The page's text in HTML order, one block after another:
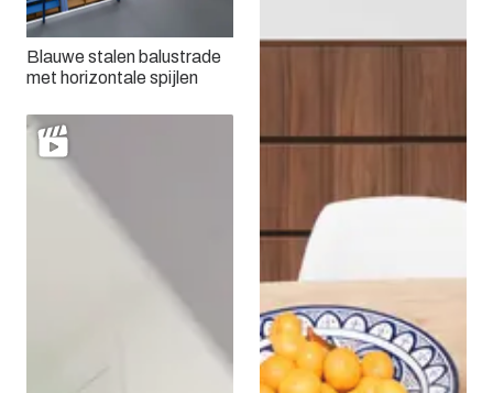
Blauwe stalen balustrade
met horizontale spijlen